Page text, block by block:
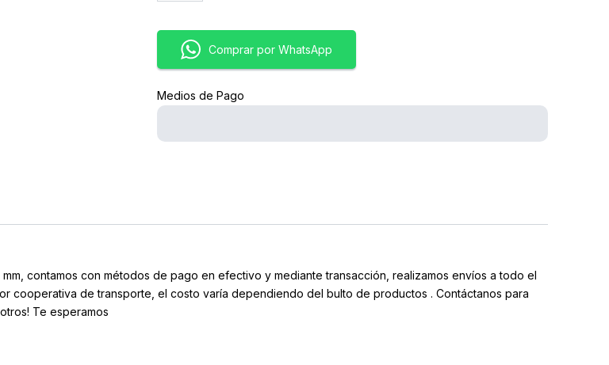
Comprar por WhatsApp
Medios de Pago
contamos con métodos de pago en efectivo y mediante transacción, realizamos envíos a todo el
cooperativa de transporte, el costo varía dependiendo del bulto de productos . Contáctanos para
Te esperamos